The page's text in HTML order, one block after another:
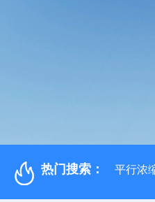
热门搜索： 平行浓